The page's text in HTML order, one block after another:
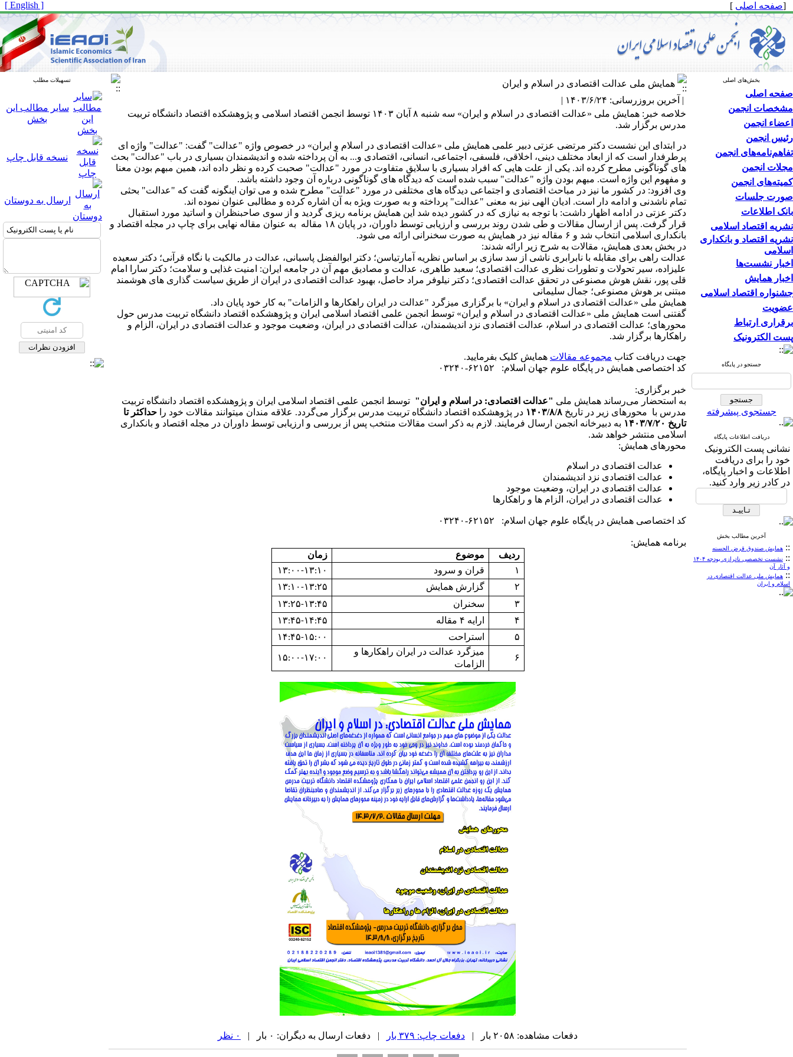
[صفحه اصلی ]
[ English ]
بخش‌های اصلی
صفحه اصلی
مشخصات انجمن
اعضاء انجمن
رئیس انجمن
تفاهم‌نامه‌های انجمن
مجلات انجمن
کمیته‌های انجمن
صورت جلسات
بانک اطلاعات
نشریه اقتصاد اسلامی
نشریه اقتصاد و بانکداری
اسلامی
اخبار نشست‌ها
اخبار همایش
جشنواره اقتصاد اسلامی
عضویت
برقراری ارتباط
پست الکترونیک
جستجو در پایگاه
جستجوی پیشرفته
دریافت اطلاعات پایگاه
نشانی پست الکترونیک
خود را برای دریافت
اطلاعات و اخبار پایگاه،
در کادر زیر وارد کنید.
آخرین مطالب بخش
:: همایش صندوق قرض الحسنه
::
نشست تخصصی ناترازی بودجه ۱۴۰۴
و آثار آن
:: همایش ملی عدالت اقتصادی در
اسلام و ایران
همایش ملی عدالت اقتصادی در اسلام و ایران
| آخرین بروزرسانی: ۱۴۰۳/۶/۲۴ |
خلاصه خبر: همایش ملی «عدالت اقتصادی در اسلام و ایران» سه شنبه ۸ آبان ۱۴۰۳ توسط انجمن اقتصاد اسلامی و پژوهشکده اقتصاد دانشگاه تربیت
مدرس برگزار شد.
در ابتدای این نشست دکتر مرتضی عزتی دبیر علمی همایش ملی «عدالت اقتصادی در اسلام و ایران» در خصوص واژه "عدالت" گفت: "عدالت" واژه ای
پرطرفدار است که از ابعاد مختلف دینی، اخلاقی، فلسفی، اجتماعی، انسانی، اقتصادی و... به آن پرداخته شده و اندیشمندان بسیاری در باب "عدالت" بحث
های گوناگونی مطرح کرده اند. یکی از علت هایی که افراد بسیاری با سلایق متفاوت در مورد "عدالت" صحبت کرده و نظر داده اند، همین مبهم بودن معنا
و مفهوم این واژه است. مبهم بودن واژه "عدالت" سبب شده است که دیدگاه های گوناگونی درباره آن وجود داشته باشد.
وی افزود: در کشور ما نیز در مباحث اقتصادی و اجتماعی دیدگاه های مختلفی در مورد "عدالت" مطرح شده و می توان اینگونه گفت که "عدالت" بحثی
تمام ناشدنی و ادامه دار است. ادیان الهی نیز به معنی "عدالت" پرداخته و به صورت ویژه به آن اشاره کرده و مطالبی عنوان نموده اند.
دکتر عزتی در ادامه اظهار داشت: با توجه به نیازی که در کشور دیده شد این همایش برنامه ریزی گردید و از سوی صاحبنظران و اساتید مورد استقبال
قرار گرفت. پس از ارسال مقالات و طی شدن روند بررسی و ارزیابی توسط داوران، در پایان ۱۸ مقاله به عنوان مقاله نهایی برای چاپ در مجله اقتصاد و
بانکداری اسلامی انتخاب شد و ۶ مقاله نیز در همایش به صورت سخنرانی ارائه می شود.
در بخش بعدی همایش، مقالات به شرح زیر ارائه شدند:
عدالت راهی برای مقابله با نابرابری ناشی از سد سازی بر اساس نظریه آمارتیاسن؛ دکتر ابوالفضل پاسبانی، عدالت در مالکیت با نگاه قرآنی؛ دکتر سعیده
علیزاده، سیر تحولات و تطورات نظری عدالت اقتصادی؛ سعبد طاهری، عدالت و مصادیق مهم آن در جامعه ایران: امنیت غذایی و سلامت؛ دکتر سارا امام
قلی پور، نقش هوش مصنوعی در تحقق عدالت اقتصادی؛ دکتر نیلوفر مراد حاصل، بهبود عدالت اقتصادی در ایران از طریق سیاست گذاری های هوشمند
مبتنی بر هوش مصنوعی؛ جمال سلیمانی
همایش ملی «عدالت اقتصادی در اسلام و ایران» با برگزاری میزگرد "عدالت در ایران راهکارها و الزامات" به کار خود پایان داد.
گفتنی است همایش ملی «عدالت اقتصادی در اسلام و ایران» توسط انجمن علمی اقتصاد اسلامی ایران و پژوهشکده اقتصاد دانشگاه تربیت مدرس حول
محورهای؛ عدالت اقتصادی در اسلام، عدالت اقتصادی نزد اندیشمندان، عدالت اقتصادی در ایران، وضعیت موجود و عدالت اقتصادی در ایران، الزام و
راهکارها برگزار شد.
جهت دریافت کتاب مجموعه مقالات همایش کلیک بفرمایید.
کد اختصاصی همایش در پایگاه علوم جهان اسلام: ۶۲۱۵۲-۰۳۲۴۰
خبر برگزاری:
به استحضار می‌رساند همایش ملی "عدالت اقتصادی: در اسلام و ایران" توسط انجمن علمی اقتصاد اسلامی ایران و پژوهشکده اقتصاد دانشگاه تربیت
مدرس با محورهای زیر در تاریخ ۱۴۰۳/۸/۸ در پژوهشکده اقتصاد دانشگاه تربیت مدرس برگزار می‌گردد. علاقه مندان میتوانند مقالات خود را حداکثر تا
تاریخ ۱۴۰۳/۷/۲۰
به دبیرخانه انجمن ارسال فرمایند. لازم به ذکر است مقالات منتخب پس از بررسی و ارزیابی توسط داوران در مجله اقتصاد و بانکداری
اسلامی منتشر خواهد شد.
محورهای همایش:
عدالت اقتصادی در اسلام
عدالت اقتصادی نزد اندیشمندان
عدالت اقتصادی در ایران، وضعیت موجود
عدالت اقتصادی در ایران، الزام ها و راهکارها
کد اختصاصی همایش در پایگاه علوم جهان اسلام: ۶۲۱۵۲-۰۳۲۴۰
برنامه همایش:
ردیف موضوع
زمان
۱
قران و سرود
۱۳:۰۰-۱۳:۱۰
۲
گزارش همایش
۱۳:۱۰-۱۳:۲۵
۳
سخنران
۱۳:۲۵-۱۳:۴۵
۴
ارایه ۴ مقاله
۱۳:۴۵-۱۴:۴۵
۵
استراحت ۱۴:۴۵-۱۵:۰۰
۶
میزگرد عدالت در ایران راهکارها و
الزامات
۱۵:۰۰-۱۷:۰۰
تسهیلات مطلب
سایر مطالب این
بخش
نسخه قابل چاپ
ارسال به دوستان
دفعات مشاهده: ۲۰۵۸ بار | دفعات چاپ: ۳۷۹ بار | دفعات ارسال به دیگران: ۰ بار | ۰ نظر